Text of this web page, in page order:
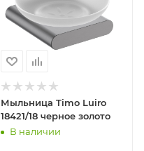
Мыльница Timo Luiro
18421/18 черное золото
В наличии